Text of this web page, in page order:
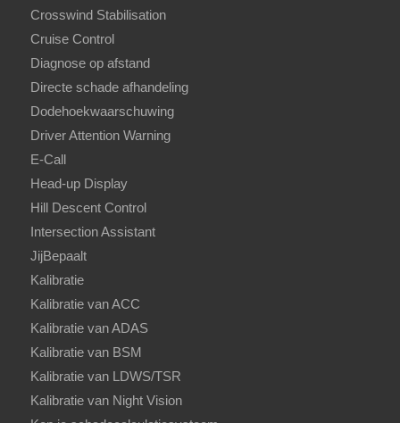
Crosswind Stabilisation
Cruise Control
Diagnose op afstand
Directe schade afhandeling
Dodehoekwaarschuwing
Driver Attention Warning
E-Call
Head-up Display
Hill Descent Control
Intersection Assistant
JijBepaalt
Kalibratie
Kalibratie van ACC
Kalibratie van ADAS
Kalibratie van BSM
Kalibratie van LDWS/TSR
Kalibratie van Night Vision